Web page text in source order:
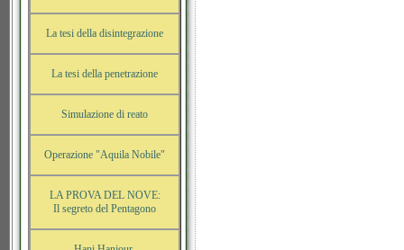
La tesi della disintegrazione
La tesi della penetrazione
Simulazione di reato
Operazione "Aquila Nobile"
LA PROVA DEL NOVE:
Il segreto del Pentagono